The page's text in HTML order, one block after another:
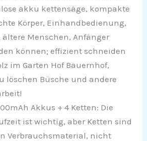
akku kettensäge, kompakte
Körper, Einhandbedienung,
ältere Menschen, Anfänger
können; effizient schneiden
im Garten Hof Bauernhof,
löschen Büsche und andere
Akkus + 4 Ketten: Die
ist wichtig, aber Ketten sind
Verbrauchsmaterial, nicht